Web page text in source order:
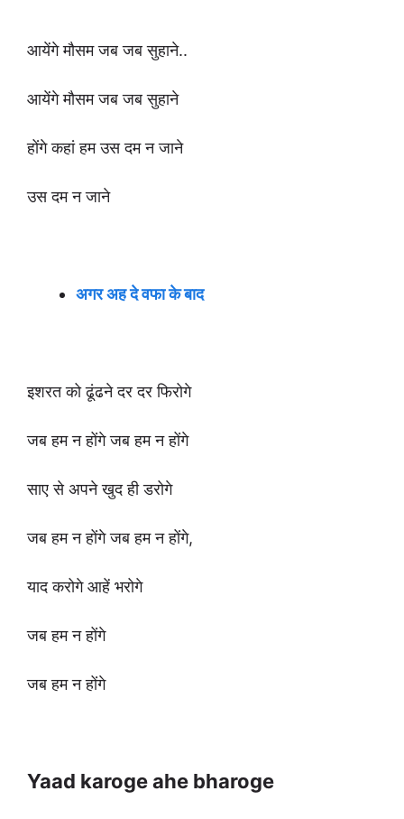
आयेंगे मौसम जब जब सुहाने..
आयेंगे मौसम जब जब सुहाने
होंगे कहां हम उस दम न जाने
उस दम न जाने
अगर अह दे वफा के बाद
इशरत को ढूंढने दर दर फिरोगे
जब हम न होंगे जब हम न होंगे
साए से अपने खुद ही डरोगे
जब हम न होंगे जब हम न होंगे,
याद करोगे आहें भरोगे
जब हम न होंगे
जब हम न होंगे
Yaad karoge ahe bharoge